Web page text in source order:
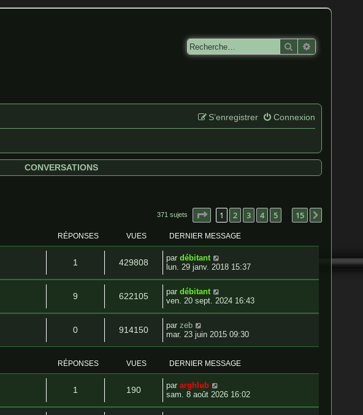
Rechercher
Connexion
S’enregistrer
CONVERSATIONS
371 sujets Page sur15
1 2 3 4 5 15
RÉPONSES VUES DERNIER MESSAGE
1 429808 par débitant
lun. 29 janv. 2018 15:37
9 622105 par débitant
ven. 20 sept. 2024 16:43
0 914150 par zeb
mar. 23 juin 2015 09:30
RÉPONSES VUES DERNIER MESSAGE
1 190 par arghlub
sam. 8 août 2026 16:02